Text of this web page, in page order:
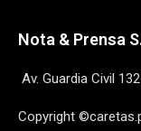
Nota & Prensa
Av. Guardia Civil
Copyright